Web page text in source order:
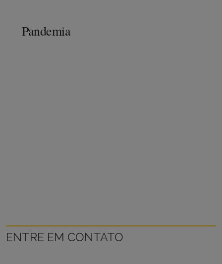
ENTRE EM CONTATO